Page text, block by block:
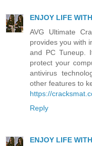
ENJOY LIFE
AVG Ultimate
provides you with
and PC Tuneup.
protect your
antivirus
other features to
https://
Reply
ENJOY LIFE